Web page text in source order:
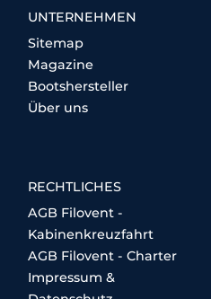
UNTERNEHMEN
Sitemap
Magazine
Bootshersteller
Über uns
RECHTLICHES
AGB Filovent -
Kabinenkreuzfahrt
AGB Filovent - Charter
Impressum &